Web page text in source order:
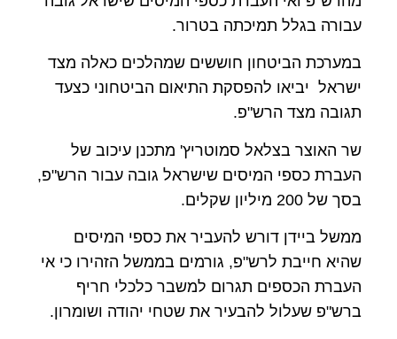
עבורה בגלל תמיכתה בטרור.
במערכת הביטחון חוששים שמהלכים כאלה מצד
ישראל יביאו להפסקת התיאום הביטחוני כצעד
תגובה מצד הרש"פ.
שר האוצר בצלאל סמוטריץ' מתכנן עיכוב של
העברת כספי המיסים שישראל גובה עבור הרש"פ,
בסך של 200 מיליון שקלים.
ממשל ביידן דורש להעביר את כספי המיסים
שהיא חייבת לרש"פ, גורמים בממשל הזהירו כי אי
העברת הכספים תגרום למשבר כלכלי חריף
ברש"פ שעלול להבעיר את שטחי יהודה ושומרון.